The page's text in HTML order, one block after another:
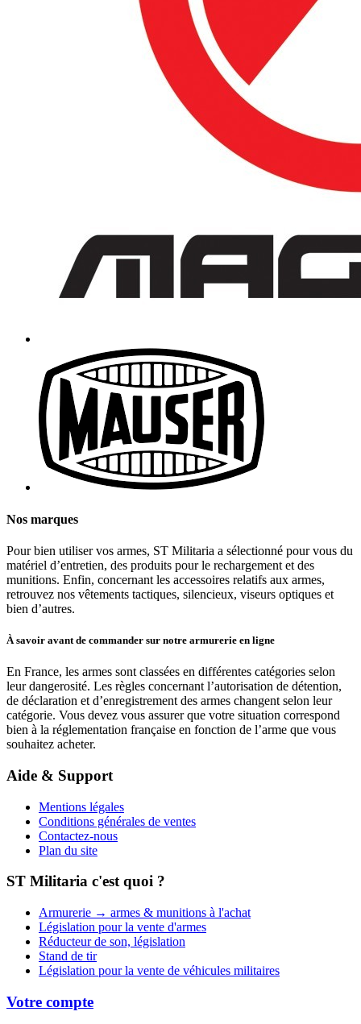
Nos marques
Pour bien utiliser vos armes, ST Militaria a sélectionné pour vous du
matériel d’entretien, des produits pour le rechargement et des
munitions. Enfin, concernant les accessoires relatifs aux armes,
retrouvez nos vêtements tactiques, silencieux, viseurs optiques et
bien d’autres.
À savoir avant de commander sur notre armurerie en ligne
En France, les armes sont classées en différentes catégories selon
leur dangerosité. Les règles concernant l’autorisation de détention,
de déclaration et d’enregistrement des armes changent selon leur
catégorie. Vous devez vous assurer que votre situation correspond
bien à la réglementation française en fonction de l’arme que vous
souhaitez acheter.
Aide & Support
Mentions légales
Conditions générales de ventes
Contactez-nous
Plan du site
ST Militaria c'est quoi ?
Armurerie → armes & munitions à l'achat
Législation pour la vente d'armes
Réducteur de son, législation
Stand de tir
Législation pour la vente de véhicules militaires
Votre compte